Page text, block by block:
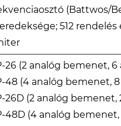
(Battwos/
512
26 (2 analóg bemenet,
48 (4 analóg bemenet,
26D (2 analóg
48D (4 analóg